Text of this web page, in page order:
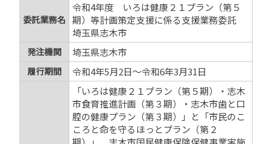
委託業務名
令和4年度 いろは健康２１プラン（第５
期）等計画策定支援に係る支援業務委託
埼玉県志木市
発注機関 埼玉県志木市
履行期間 令和4年5月2日～令和6年3月31日
「いろは健康２１プラン（第５期）・志木
市食育推進計画（第３期）・志木市歯と口
腔の健康プラン（第３期）」と「市民のこ
ころと命を守るほっとプラン（第２